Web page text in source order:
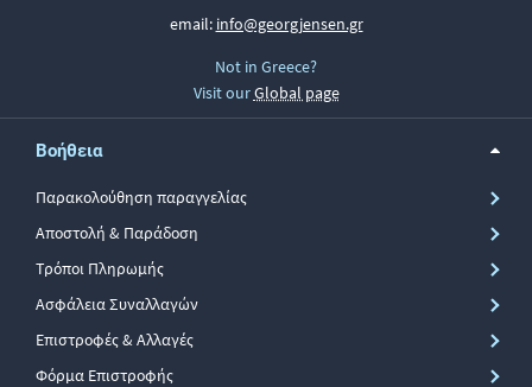
email: info@georgjensen.gr
Not in Greece?
Visit ourGlobal page
Βοήθεια
Παρακολούθηση παραγγελίας
Αποστολή & Παράδοση
Τρόποι Πληρωμής
Ασφάλεια Συναλλαγών
Επιστροφές & Αλλαγές
Φόρμα Επιστροφής